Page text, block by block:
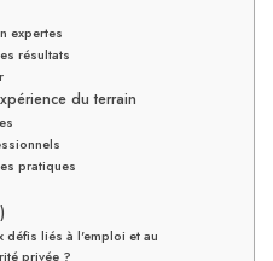
expertes
résultats
du terrain
pratiques
liés à l'emploi et au
privée ?